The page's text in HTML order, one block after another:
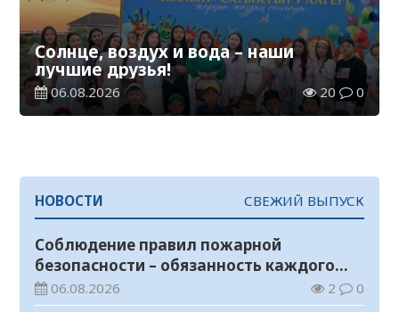
Солнце, воздух и вода – наши
лучшие друзья!
06.08.2026 20 0
НОВОСТИ СВЕЖИЙ ВЫПУСК
Соблюдение правил пожарной
безопасности – обязанность каждого
гражданина
06.08.2026 2 0